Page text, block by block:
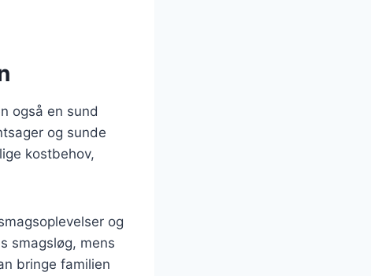
også en sund
og sunde
kostbehov,
og
smagsløg, mens
bringe familien